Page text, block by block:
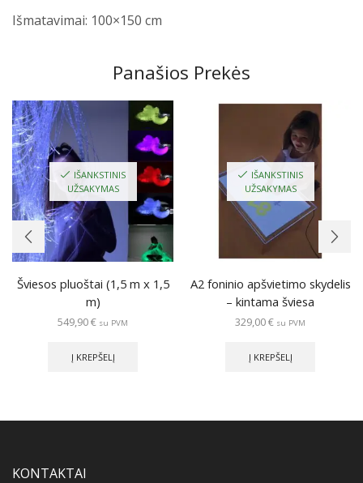
Išmatavimai: 100×150 cm
Panašios Prekės
IŠANKSTINIS
UŽSAKYMAS
Šviesos pluoštai (1,5 m x 1,5
m)
549,90€ su PVM
Į KREPŠELĮ
IŠANKSTINIS
UŽSAKYMAS
A2 foninio apšvietimo skydelis
– kintama šviesa
329,00€ su PVM
Į KREPŠELĮ
KONTAKTAI